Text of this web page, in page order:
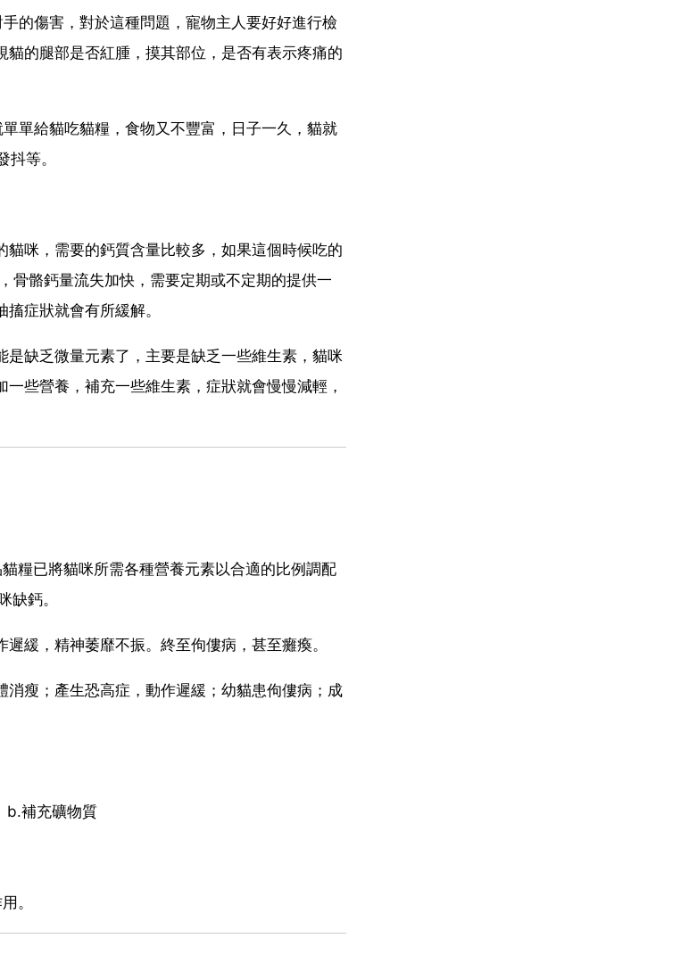
的傷害，對於這種問題，寵物主人要好好進行檢
的腿部是否紅腫，摸其部位，是否有表示疼痛的
單給貓吃貓糧，食物又不豐富，日子一久，貓就
等。
咪，需要的鈣質含量比較多，如果這個時候吃的
骨骼鈣量流失加快，需要定期或不定期的提供一
症狀就會有所緩解。
缺乏微量元素了，主要是缺乏一些維生素，貓咪
些營養，補充一些維生素，症狀就會慢慢減輕，
糧已將貓咪所需各種營養元素以合適的比例調配
缺鈣。
緩，精神萎靡不振。終至佝僂病，甚至癱瘓。
瘦；產生恐高症，動作遲緩；幼貓患佝僂病；成
b.補充礦物質
。